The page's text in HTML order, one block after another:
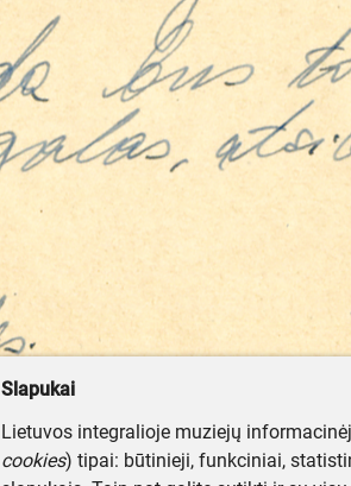
Slapukai
Lietuvos integralioje muziejų
cookies) tipai: būtinieji, funkciniai,